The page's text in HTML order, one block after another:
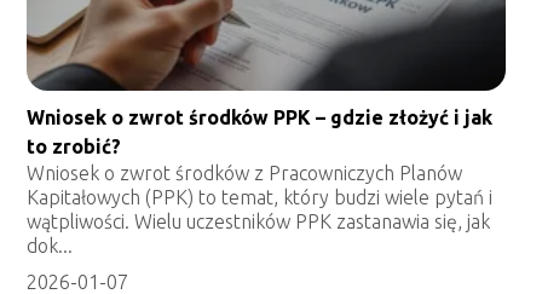
Wniosek o zwrot środków PPK – gdzie złożyć i jak
to zrobić?
Wniosek o zwrot środków z Pracowniczych Planów
Kapitałowych (PPK) to temat, który budzi wiele pytań i
wątpliwości. Wielu uczestników PPK zastanawia się, jak
dok...
2026-01-07